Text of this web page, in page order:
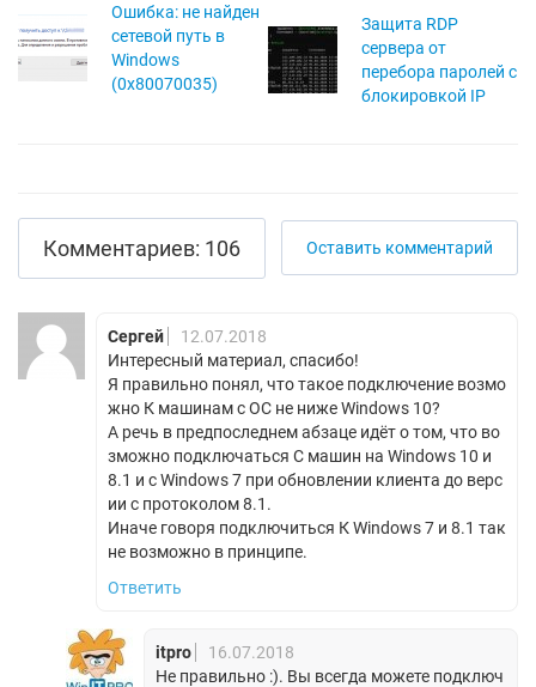
Ошибка: не найден
сетевой путь в
Windows
(0x80070035)
Защита RDP
сервера от
перебора паролей с
блокировкой IP
Комментариев: 106 Оставить комментарий
Сергей
12.07.2018
Интересный материал, спасибо!
Я правильно понял, что такое подключение возмо
жно К машинам с ОС не ниже Windows 10?
А речь в предпоследнем абзаце идёт о том, что во
зможно подключаться С машин на Windows 10 и
8.1 и с Windows 7 при обновлении клиента до верс
ии с протоколом 8.1.
Иначе говоря подключиться К Windows 7 и 8.1 так
не возможно в принципе.
Ответить
itpro
16.07.2018
Не правильно :). Вы всегда можете подключ